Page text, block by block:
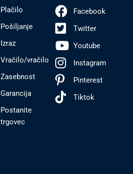
Plačilo
Pošiljanje
Izraz
Vračilo/vračilo
Zasebnost
Garancija
Postanite
trgovec
Facebook
Twitter
Youtube
Instagram
Pinterest
Tiktok